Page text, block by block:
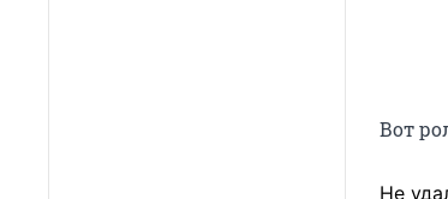
Вот
Не